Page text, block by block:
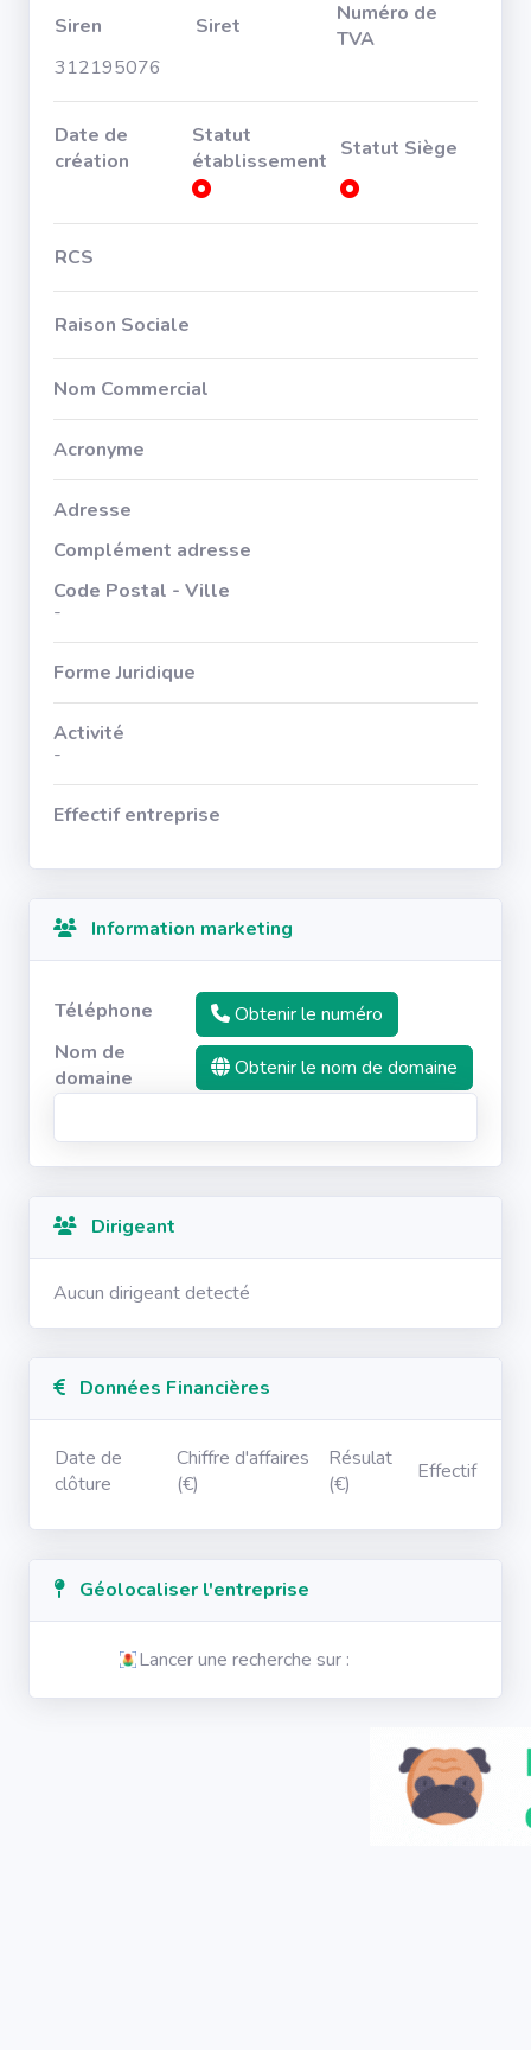
Siren Siret
Numéro de
TVA
312195076
Date de
création
Statut
établissement Statut Siège
RCS
Raison Sociale
Nom Commercial
Acronyme
Adresse
Complément adresse
Code Postal - Ville
-
Forme Juridique
Activité
-
Effectif entreprise
Information marketing
Téléphone
Obtenir le numéro
Nom de
domaine
Obtenir le nom de domaine
Dirigeant
Aucun dirigeant detecté
Données Financières
Date de
clôture
Chiffre d'affaires
(€)
Résulat
(€)
Effectif
Géolocaliser l'entreprise
Lancer une recherche sur :